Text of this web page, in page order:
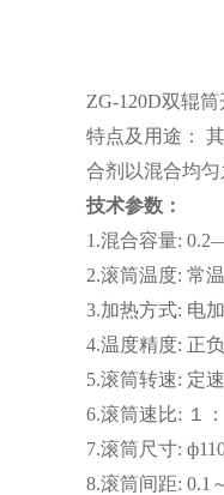
ZG-120D双辊
特点及用途：
合剂以混合均匀
技术参数：
1.混合容量:
2.滚筒温度: 常
3.加热方式: 电
4.温度精度: 正
5.滚筒转速: 定
6.滚筒速比: １
7.滚筒尺寸:
8.滚筒间距: 0.1